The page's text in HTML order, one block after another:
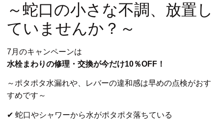
～蛇口の小さな不調、放置し
ていませんか？～
7月のキャンペーンは
水栓まわりの修理・交換が今だけ10％OFF！
～ポタポタ水漏れや、レバーの違和感は早めの点検がおす
すめです～
✔ 蛇口やシャワーから水がポタポタ落ちている